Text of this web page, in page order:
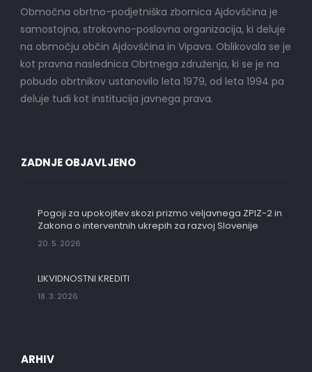
Območna obrtno-podjetniška zbornica Ajdovščina je
samostojna, strokovno-poslovna organizacija, ki deluje
na območju občin Ajdovščina in Vipava. Oblikovala se je
kot pravna naslednica Obrtnega združenja, ki se je na
pobudo obrtnikov ustanovilo leta 1979, od leta 1994 pa
deluje tudi kot institucija javnega prava.
ZADNJE OBJAVLJENO
Pogoji za upokojitev skozi prizmo veljavnega ZPIZ-2 in
Zakona o interventnih ukrepih za razvoj Slovenije
20. 5. 2026
LIKVIDNOSTNI KREDITI
18. 3. 2026
ARHIV